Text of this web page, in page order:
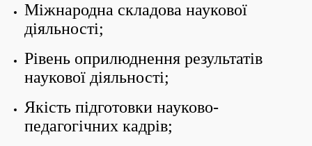
Міжнародна складова наукової
діяльності;
Рівень оприлюднення результатів
наукової діяльності;
Якість підготовки науково-
педагогічних кадрів;